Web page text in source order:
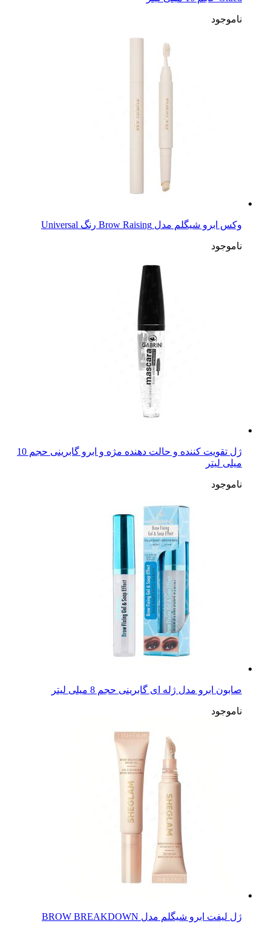
ناموجود
وکس ابرو شیگلم مدل Brow Raising رنگ Universal
ناموجود
ژل تقویت کننده و حالت دهنده مژه و ابرو گابرینی حجم 10
میلی لیتر
ناموجود
صابون ابرو مدل ژله ای گابرینی حجم 8 میلی لیتر
ناموجود
ژل لیفت ابرو شیگلم مدل BROW BREAKDOWN